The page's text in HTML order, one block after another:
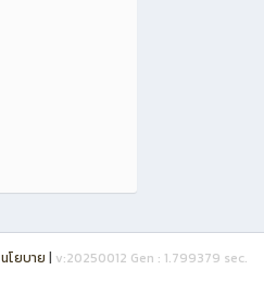
นโยบาย | v:20250012 Gen : 1.799379 sec.